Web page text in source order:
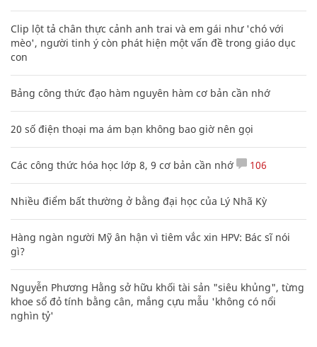
Clip lột tả chân thực cảnh anh trai và em gái như 'chó với
mèo', người tinh ý còn phát hiện một vấn đề trong giáo dục
con
Bảng công thức đạo hàm nguyên hàm cơ bản cần nhớ
20 số điện thoại ma ám bạn không bao giờ nên gọi
Các công thức hóa học lớp 8, 9 cơ bản cần nhớ 106
Nhiều điểm bất thường ở bằng đại học của Lý Nhã Kỳ
Hàng ngàn người Mỹ ân hận vì tiêm vắc xin HPV: Bác sĩ nói
gì?
Nguyễn Phương Hằng sở hữu khối tài sản "siêu khủng", từng
khoe sổ đỏ tính bằng cân, mắng cựu mẫu 'không có nổi
nghìn tỷ'